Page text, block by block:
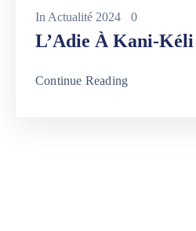
In Actualité 2024 0
L’Adie À Kani-Kéli
Continue Reading